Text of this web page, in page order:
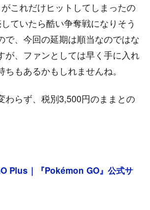
がこれだけヒットしてしまったの
ていたら酷い争奪戦になりそう
で、今回の延期は順当なのではな
が、ファンとしては早く手に入れ
もあるかもしれませんね。
わらず、税別3,500円のままとの
Plus｜『Pokémon GO』公式サ